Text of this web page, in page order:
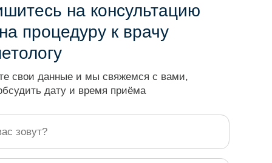
на консультацию
процедуру к врачу
свои данные и мы свяжемся с вами,
дату и время приёма